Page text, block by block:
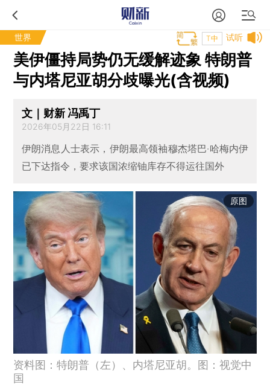
世界 试听
T中
美伊僵持局势仍无缓解迹象 特朗普
与内塔尼亚胡分歧曝光(含视频)
文｜财新 冯禹丁
2026年05月22日 16:11
伊朗消息人士表示，伊朗最高领袖穆杰塔巴·哈梅内伊
已下达指令，要求该国浓缩铀库存不得运往国外
原图
资料图：特朗普（左）、内塔尼亚胡。图：视觉中
国